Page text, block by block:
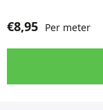
€8,95 Per meter